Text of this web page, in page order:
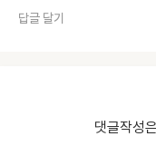
답글 달기
댓글작성